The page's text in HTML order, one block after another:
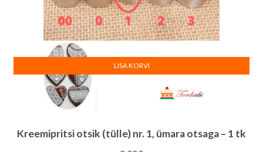
Kreemipritsi otsik (tülle) nr. 1, ümara otsaga – 1 tk
LISA KORVI